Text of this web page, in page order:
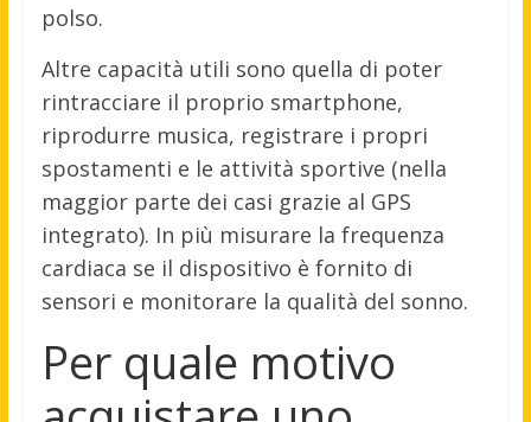
polso.
Altre capacità utili sono quella di poter
rintracciare il proprio smartphone,
riprodurre musica, registrare i propri
spostamenti e le attività sportive (nella
maggior parte dei casi grazie al GPS
integrato). In più misurare la frequenza
cardiaca se il dispositivo è fornito di
sensori e monitorare la qualità del sonno.
Per quale motivo